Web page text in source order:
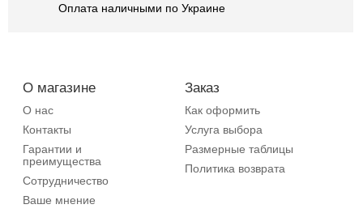
Оплата наличными по Украине
О магазине
О нас
Контакты
Гарантии и
преимущества
Сотрудничество
Ваше мнение
Заказ
Как оформить
Услуга выбора
Размерные таблицы
Политика возврата